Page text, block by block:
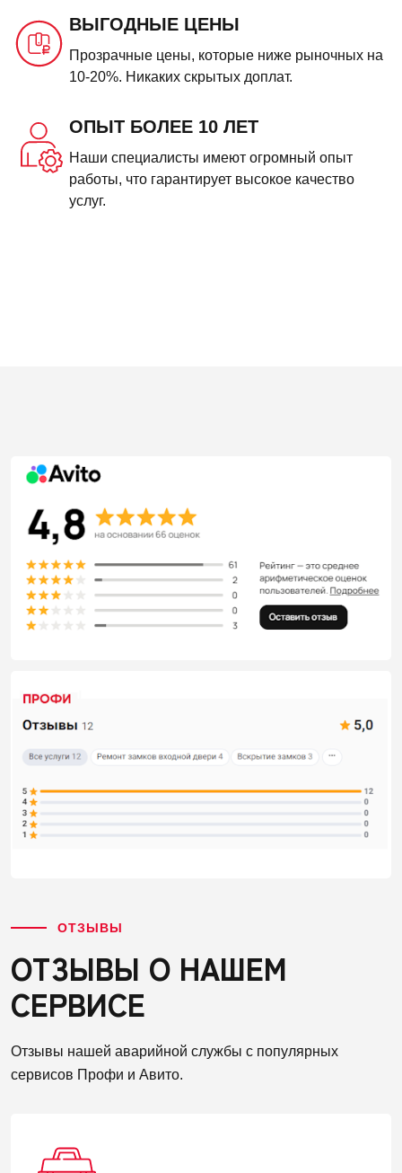
ВЫГОДНЫЕ ЦЕНЫ
Прозрачные цены, которые ниже рыночных на
10-20%. Никаких скрытых доплат.
ОПЫТ БОЛЕЕ 10 ЛЕТ
Наши специалисты имеют огромный опыт
работы, что гарантирует высокое качество
услуг.
ОТЗЫВЫ
ОТЗЫВЫ О НАШЕМ
СЕРВИСЕ
Отзывы нашей аварийной службы с популярных
сервисов Профи и Авито.